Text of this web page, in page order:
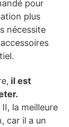
pour
plus
nécessite
il est
la meilleure
car il a un